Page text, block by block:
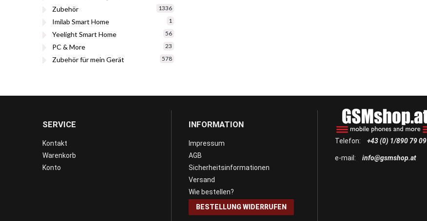
Zubehör 1336
Imilab Smart Home 1
Yeelight Smart Home 56
PC & More 23
Zubehör für mein Gerät 578
SERVICE
Kontakt
Warenkorb
Konto
INFORMATION
Impressum
AGB
Sicherheitsinformationen
Versand
Wie bestellen?
BESTELLUNG WIDERRUFEN
Telefon: +43 (0) 1/890 79 09
e-mail: info@gsmshop.at